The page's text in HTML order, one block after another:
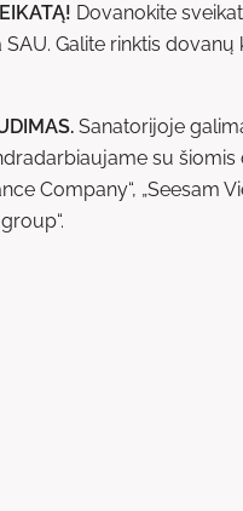
Dovanokite
Galite rinktis
Sanatorijoje
su šiomis
Company“, „Seesam